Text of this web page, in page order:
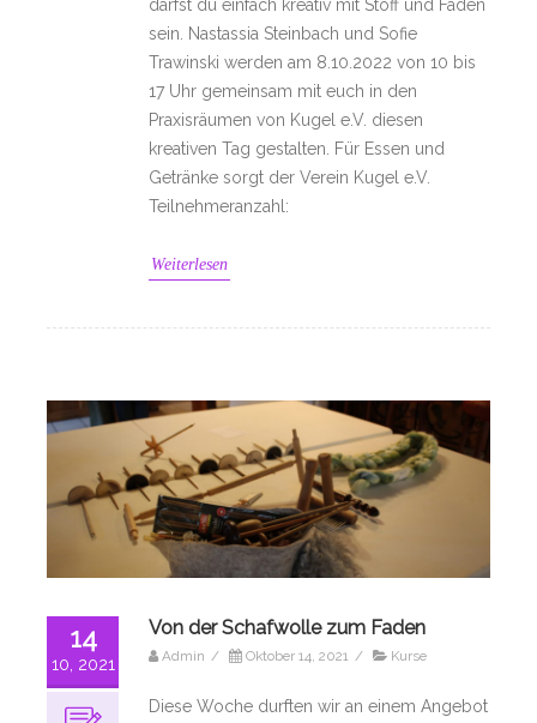
darfst du einfach kreativ mit Stoff und Faden
sein. Nastassia Steinbach und Sofie
Trawinski werden am 8.10.2022 von 10 bis
17 Uhr gemeinsam mit euch in den
Praxisräumen von Kugel e.V. diesen
kreativen Tag gestalten. Für Essen und
Getränke sorgt der Verein Kugel e.V.
Teilnehmeranzahl:
Weiterlesen
14
10, 2021
Von der Schafwolle zum Faden
Admin / Oktober 14, 2021 / Kurse
Diese Woche durften wir an einem Angebot